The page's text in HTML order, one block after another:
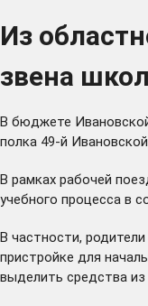
Из
звена
В бюджете
полка 49-й
В рамках рабочей
учебного процесса в
В частности,
пристройке для
выделить средства